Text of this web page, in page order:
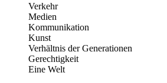
Verkehr
Medien
Kommunikation
Kunst
Verhältnis der Generationen
Gerechtigkeit
Eine Welt